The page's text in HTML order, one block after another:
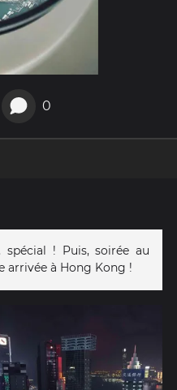
0
spécial ! Puis, soirée au
à Hong Kong !